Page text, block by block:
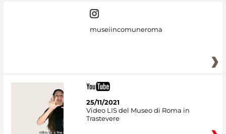
museiincomuneroma
25/11/2021
Video LIS del Museo di Roma in
Trastevere